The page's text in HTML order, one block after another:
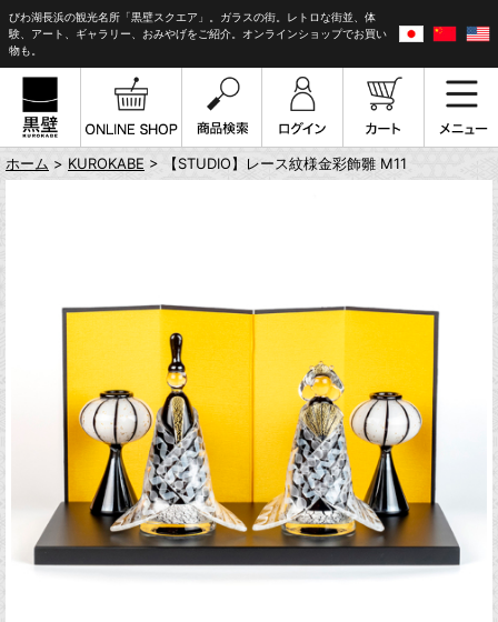
びわ湖長浜の観光名所「黒壁スクエア」。ガラスの街。レトロな街並、体
験、アート、ギャラリー、おみやげをご紹介。オンラインショップでお買い
物も。
ホーム > KUROKABE > 【STUDIO】レース紋様金彩飾雛 M11